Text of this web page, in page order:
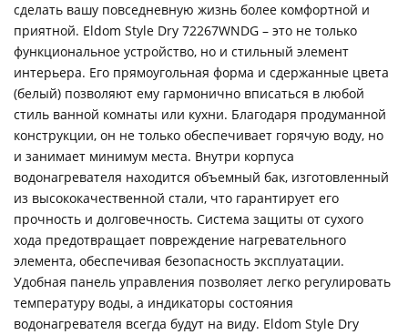
сделать вашу повседневную жизнь более комфортной и
приятной. Eldom Style Dry 72267WNDG – это не только
функциональное устройство, но и стильный элемент
интерьера. Его прямоугольная форма и сдержанные цвета
(белый) позволяют ему гармонично вписаться в любой
стиль ванной комнаты или кухни. Благодаря продуманной
конструкции, он не только обеспечивает горячую воду, но
и занимает минимум места. Внутри корпуса
водонагревателя находится объемный бак, изготовленный
из высококачественной стали, что гарантирует его
прочность и долговечность. Система защиты от сухого
хода предотвращает повреждение нагревательного
элемента, обеспечивая безопасность эксплуатации.
Удобная панель управления позволяет легко регулировать
температуру воды, а индикаторы состояния
водонагревателя всегда будут на виду. Eldom Style Dry